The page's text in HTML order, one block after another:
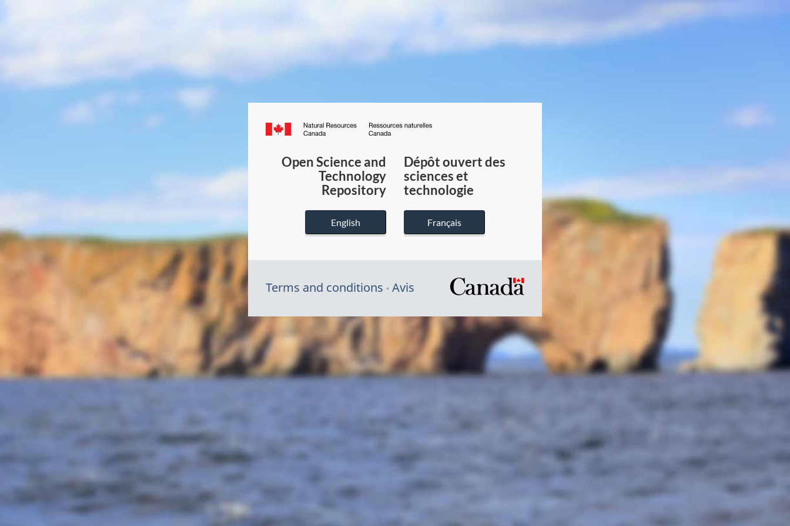
Canada.ca
du
Canada
Open Science and
Technology
Repository
English
Dépôt ouvert des
sciences et
technologie
Français
Terms and conditions Avis
/
du
gouvernement
du